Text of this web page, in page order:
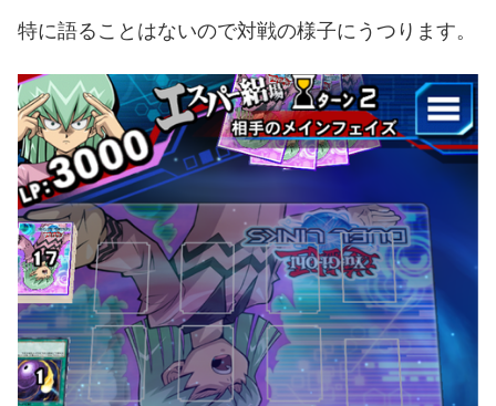
特に語ることはないので対戦の様子にうつります。